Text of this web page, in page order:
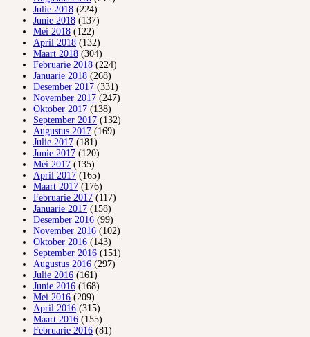
Julie 2018 (224)
Junie 2018 (137)
Mei 2018 (122)
April 2018 (132)
Maart 2018 (304)
Februarie 2018 (224)
Januarie 2018 (268)
Desember 2017 (331)
November 2017 (247)
Oktober 2017 (138)
September 2017 (132)
Augustus 2017 (169)
Julie 2017 (181)
Junie 2017 (120)
Mei 2017 (135)
April 2017 (165)
Maart 2017 (176)
Februarie 2017 (117)
Januarie 2017 (158)
Desember 2016 (99)
November 2016 (102)
Oktober 2016 (143)
September 2016 (151)
Augustus 2016 (297)
Julie 2016 (161)
Junie 2016 (168)
Mei 2016 (209)
April 2016 (315)
Maart 2016 (155)
Februarie 2016 (81)